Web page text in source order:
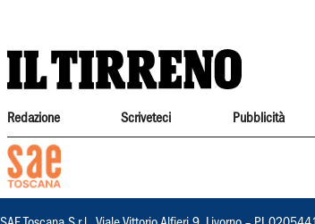
Redazione Scriveteci Pubblicità